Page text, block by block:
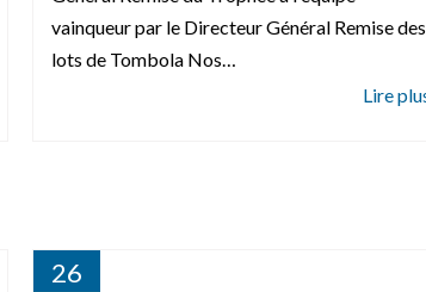
vainqueur par le Directeur Général Remise des
lots de Tombola Nos…
26